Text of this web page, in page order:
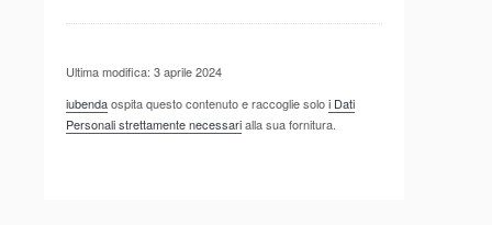
Ultima modifica: 3 aprile 2024
iubendaospita questo contenuto e raccoglie soloi Dati
Personali strettamente necessarialla sua fornitura.